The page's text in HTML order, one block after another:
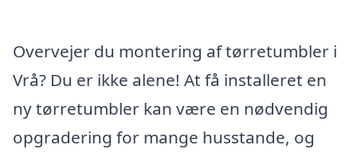
Overvejer du montering af tørretumbler i
Vrå? Du er ikke alene! At få installeret en
ny tørretumbler kan være en nødvendig
opgradering for mange husstande, og